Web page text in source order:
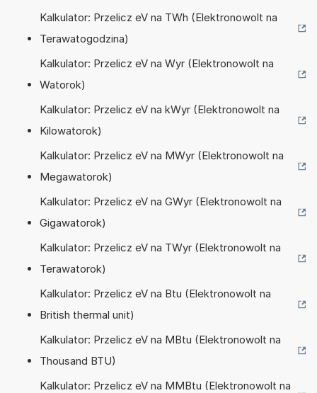
Kalkulator: Przelicz eV na TWh (Elektronowolt na
Terawatogodzina)
Kalkulator: Przelicz eV na Wyr (Elektronowolt na
Watorok)
Kalkulator: Przelicz eV na kWyr (Elektronowolt na
Kilowatorok)
Kalkulator: Przelicz eV na MWyr (Elektronowolt na
Megawatorok)
Kalkulator: Przelicz eV na GWyr (Elektronowolt na
Gigawatorok)
Kalkulator: Przelicz eV na TWyr (Elektronowolt na
Terawatorok)
Kalkulator: Przelicz eV na Btu (Elektronowolt na
British thermal unit)
Kalkulator: Przelicz eV na MBtu (Elektronowolt na
Thousand BTU)
Kalkulator: Przelicz eV na MMBtu (Elektronowolt na